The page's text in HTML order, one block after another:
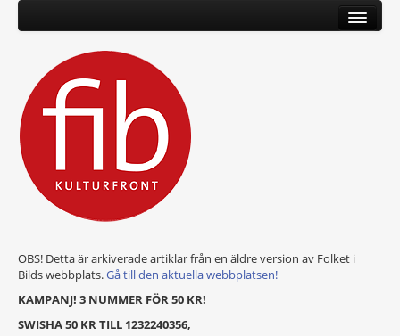
OBS! Detta är arkiverade artiklar från en äldre version av Folket i
Bilds webbplats.Gå till den aktuella webbplatsen!
KAMPANJ! 3 NUMMER FÖR 50 KR!
SWISHA 50 KR TILL 1232240356,